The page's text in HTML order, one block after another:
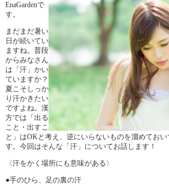
EnaGardenで
す。
まだまだ暑い
日が続いてい
ますね。普段
からみなさん
は「汗」かい
ていますか？
夏こそしっか
り汗かきたい
ですよね。漢
方では「出る
こと・出すこ
と」はOKと考え、逆にいらないものを溜めてお
す。今回はそんな「汗」についてお話します！
〈汗をかく場所にも意味がある〉
●手のひら、足の裏の汗